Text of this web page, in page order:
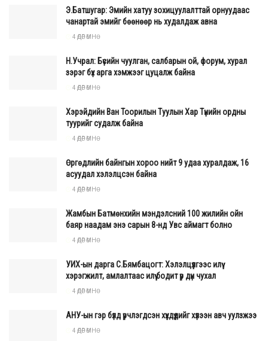
Э.Батшугар: Эмийн хатуу зохицуулалттай орнуудаас
чанартай эмийг бөөнөөр нь худалдаж авна
4 ӨДӨР ӨМНӨ
Н.Учрал: Бүсийн чуулган, салбарын ой, форум, хурал
зэрэг бүх арга хэмжээг цуцалж байна
4 ӨДӨР ӨМНӨ
Хэрэйдийн Ван Тоорилын Туулын Хар Түнийн ордны
туурийг судалж байна
4 ӨДӨР ӨМНӨ
Өргөдлийн байнгын хороо нийт 9 удаа хуралдаж, 16
асуудал хэлэлцсэн байна
4 ӨДӨР ӨМНӨ
Жамбын Батмөнхийн мэндэлсний 100 жилийн ойн
баяр наадам энэ сарын 8-нд Увс аймагт болно
4 ӨДӨР ӨМНӨ
УИХ-ын дарга С.Бямбацогт: Хэлэлцүүлгээс илүү
хэрэгжилт, амлалтаас илүү бодит үр дүн чухал
4 ӨДӨР ӨМНӨ
АНУ-ын гэр бүлд үрчлэгдсэн хүүхдүүдийг хүлээн авч уулзжээ
4 ӨДӨР ӨМНӨ